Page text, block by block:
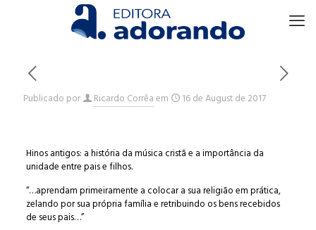
Publicado por Ricardo Corrêaem 16 de August de 2017
Hinos antigos: a história da música cristã e a importância da
unidade entre pais e filhos.
“…aprendam primeiramente a colocar a sua religião em prática,
zelando por sua própria família e retribuindo os bens recebidos
de seus pais…”